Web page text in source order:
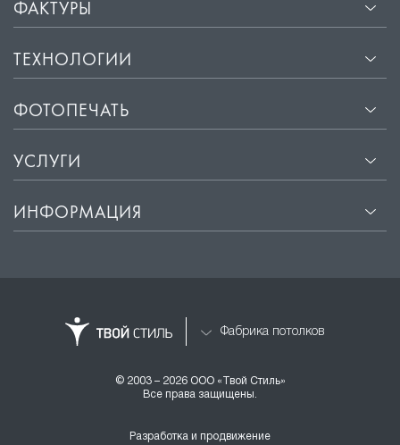
ФАКТУРЫ
ТЕХНОЛОГИИ
ФОТОПЕЧАТЬ
УСЛУГИ
ИНФОРМАЦИЯ
Фабрика потолков
© 2003 – 2026 ООО «Твой Стиль»
Все права защищены.
Разработка и продвижение